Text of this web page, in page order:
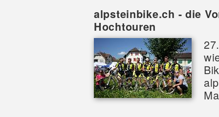
alpsteinbike.ch - die
Hochtouren